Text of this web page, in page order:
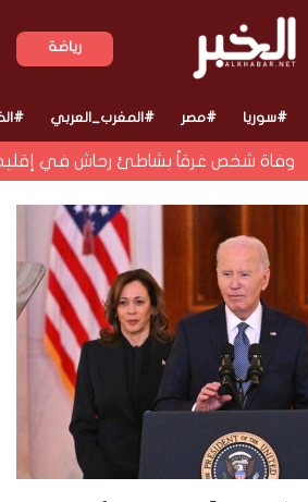
رياضة
#سوريا #مصر #المغرب_العربي
وفاة شخص غرقاً بشاطئ رحاش في إقليم